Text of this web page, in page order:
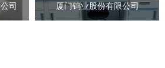
司 厦门钨业股份有限公司